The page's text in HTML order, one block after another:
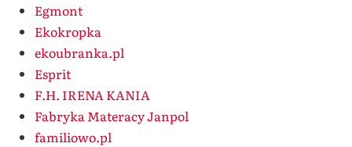
Egmont
Ekokropka
ekoubranka.pl
Esprit
F.H. IRENA KANIA
Fabryka Materacy Janpol
familiowo.pl